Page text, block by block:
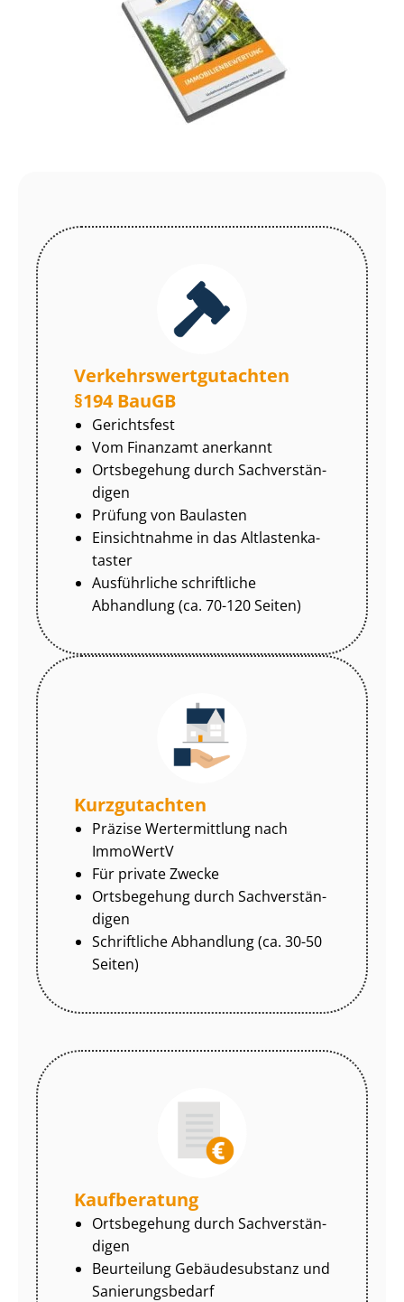
Ver­kehrs­wert­gut­ach­ten
§194 BauGB
Gerichtsfest
Vom Finanzamt anerkannt
Ortsbegehung durch Sach­ver­stän­
di­gen
Prüfung von Baulasten
Einsichtnahme in das Alt­las­ten­ka­
tas­ter
Ausführliche schriftliche
Abhandlung (ca. 70-120 Seiten)
Kurzgutachten
Präzise Wertermittlung nach
ImmoWertV
Für private Zwecke
Ortsbegehung durch Sach­ver­stän­
di­gen
Schriftliche Abhandlung (ca. 30-50
Seiten)
Kaufberatung
Ortsbegehung durch Sach­ver­stän­
di­gen
Beurteilung Gebäudesubstanz und
Sa­nie­rungs­be­darf